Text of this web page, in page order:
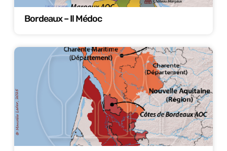
Bordeaux – Il Médoc